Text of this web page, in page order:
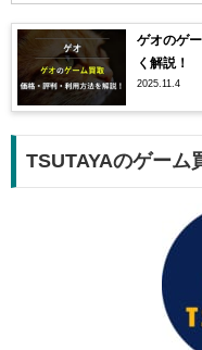
ゲオのゲ
く解説！
2025.11.4
TSUTAYAのゲーム